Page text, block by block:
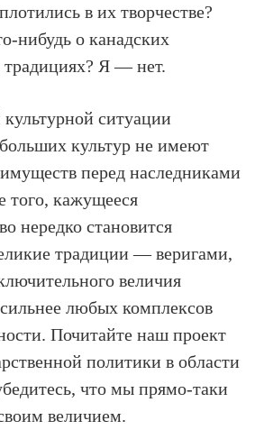
в их творчестве?
нибудь о канадских
традициях? Я — нет.
ситуации
культур не имеют
перед наследниками
того, кажущееся
нередко становится
традиции — веригами,
величия
любых комплексов
Почитайте наш проект
политики в области
что мы прямо-таки
величием.